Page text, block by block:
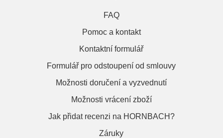
FAQ
Pomoc a kontakt
Kontaktní formulář
Formulář pro odstoupení od smlouvy
Možnosti doručení a vyzvednutí
Možnosti vrácení zboží
Jak přidat recenzi na HORNBACH?
Záruky